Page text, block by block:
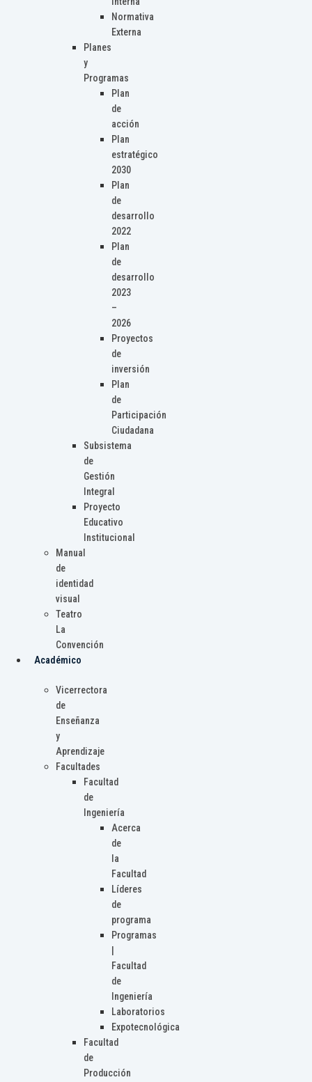
Normativa
Externa
Planes
y
Programas
Plan
de
acción
Plan
estratégico
2030
Plan
de
desarrollo
2022
Plan
de
desarrollo
2023
–
2026
Proyectos
de
inversión
Plan
de
Participación
Ciudadana
Subsistema
de
Gestión
Integral
Proyecto
Educativo
Institucional
Manual
de
identidad
visual
Teatro
La
Convención
Académico
Vicerrectora
de
Enseñanza
y
Aprendizaje
Facultades
Facultad
de
Ingeniería
Acerca
de
la
Facultad
Líderes
de
programa
Programas
Facultad
de
Ingeniería
Laboratorios
Expotecnológica
Facultad
de
Producción